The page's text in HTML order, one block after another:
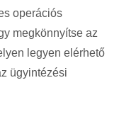
operációs
megkönnyítse az
legyen elérhető
ügyintézési